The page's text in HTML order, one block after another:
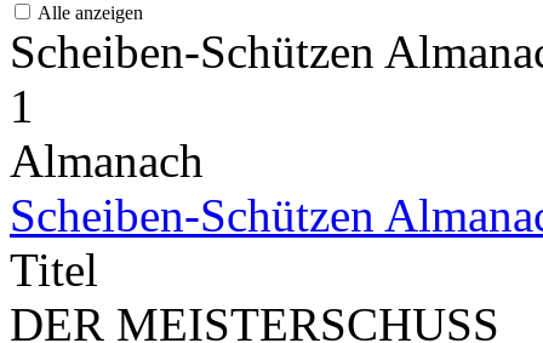
Alle anzeigen
Scheiben-Schützen
1
Almanach
Scheiben-Schützen
Titel
DER MEISTERSCHUSS